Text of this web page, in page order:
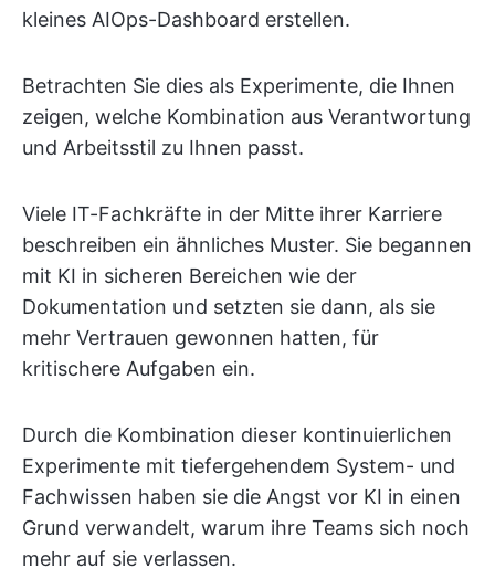
kleines AIOps-Dashboard erstellen.
Betrachten Sie dies als Experimente, die Ihnen
zeigen, welche Kombination aus Verantwortung
und Arbeitsstil zu Ihnen passt.
Viele IT-Fachkräfte in der Mitte ihrer Karriere
beschreiben ein ähnliches Muster. Sie begannen
mit KI in sicheren Bereichen wie der
Dokumentation und setzten sie dann, als sie
mehr Vertrauen gewonnen hatten, für
kritischere Aufgaben ein.
Durch die Kombination dieser kontinuierlichen
Experimente mit tiefergehendem System- und
Fachwissen haben sie die Angst vor KI in einen
Grund verwandelt, warum ihre Teams sich noch
mehr auf sie verlassen.